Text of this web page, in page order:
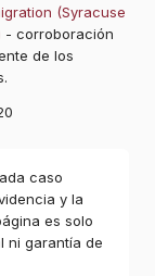
(Syracuse
- corroboración
de los
caso
y la
es solo
ni garantía de